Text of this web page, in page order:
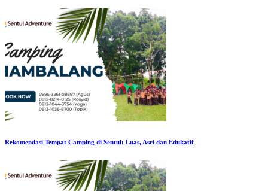
Rekomendasi Tempat Camping di Sentul: Luas, Asri dan Edukatif